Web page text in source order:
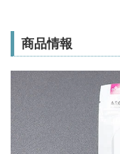
商品情報